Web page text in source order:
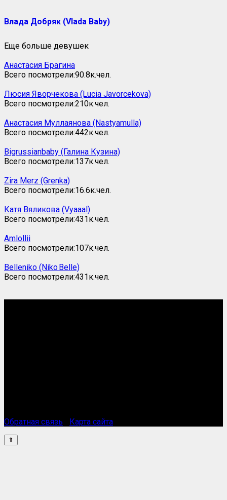
Влада Добряк (Vlada Baby)
Еще больше девушек
Анастасия Брагина
Всего посмотрели:90.8к.чел.
Люсия Яворчекова (Lucia Javorcekova)
Всего посмотрели:210к.чел.
Анастасия Муллаянова (Nastyamulla)
Всего посмотрели:442к.чел.
Bigrussianbaby (Галина Кузина)
Всего посмотрели:137к.чел.
Zira Merz (Grenka)
Всего посмотрели:16.6к.чел.
Катя Вяликова (Vyaaal)
Всего посмотрели:431к.чел.
Amlollii
Всего посмотрели:107к.чел.
Belleniko (Niko Belle)
Всего посмотрели:431к.чел.
Обратная связь Карта сайта